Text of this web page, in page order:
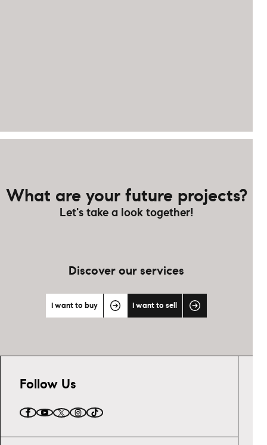
What are your future projects?
Let's take a look together!
Discover our services
I want to buy I want to sell
Follow Us